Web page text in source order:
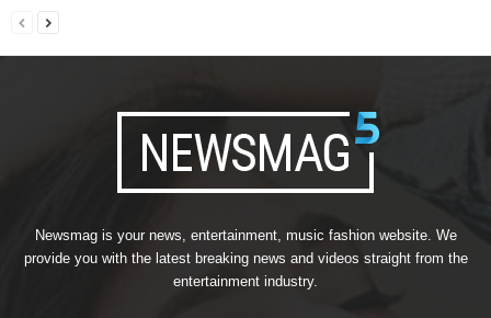
Newsmag is your news, entertainment, music fashion website. We
provide you with the latest breaking news and videos straight from the
entertainment industry.